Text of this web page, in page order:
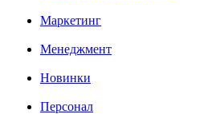
Маркетинг
Менеджмент
Новинки
Персонал